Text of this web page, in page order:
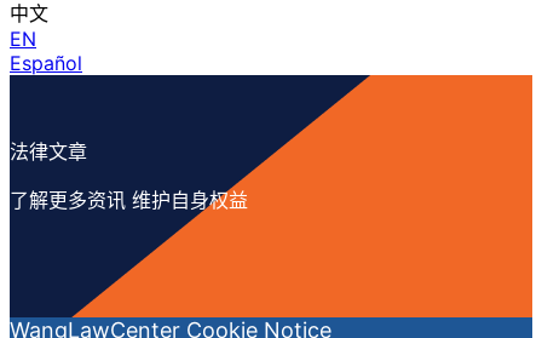
中文
EN
Español
法律文章
了解更多资讯 维护自身权益
WangLawCenter Cookie Notice